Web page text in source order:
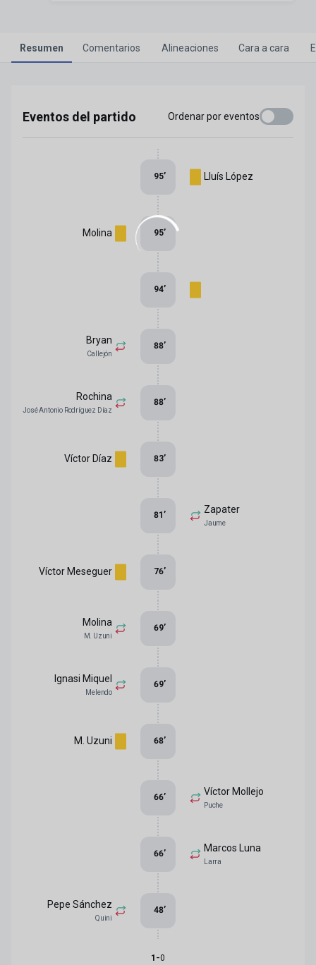
Resumen Comentarios Alineaciones Cara a cara
Eventos del partido Ordenar por eventos
Lluís López
95’
Molina 95’
94’
Bryan
Callejón
88’
Rochina
José Antonio Rodríguez Díaz
88’
Víctor Díaz 83’
Zapater
Jaume
81 ’
Víctor Meseguer 76’
Molina
M. Uzuni
69’
Ignasi Miquel
Melendo
69’
M. Uzuni 68’
Víctor Mollejo
Puche
66’
Marcos Luna
Larra
66’
Pepe Sánchez
Quini
48’
1 -0